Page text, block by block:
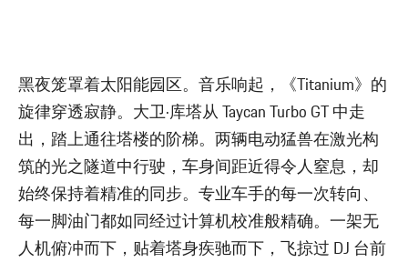
黑夜笼罩着太阳能园区。音乐响起，《Titanium》的
旋律穿透寂静。大卫·库塔从 Taycan Turbo GT 中走
出，踏上通往塔楼的阶梯。两辆电动猛兽在激光构
筑的光之隧道中行驶，车身间距近得令人窒息，却
始终保持着精准的同步。专业车手的每一次转向、
每一脚油门都如同经过计算机校准般精确。一架无
人机俯冲而下，贴着塔身疾驰而下，飞掠过 DJ 台前